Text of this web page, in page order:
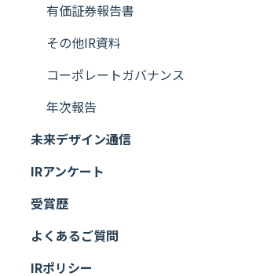
有価証券報告書
その他IR資料
コーポレートガバナンス
年次報告
未来デザイン通信
IRアンケート
受賞歴
よくあるご質問
IRポリシー